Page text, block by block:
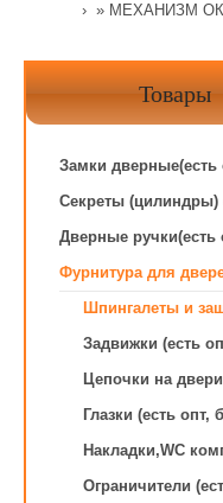
» МЕХАНИЗМ
Товары
Замки дверные(есть
Секреты (цилиндры)
Дверные ручки(есть
Фурнитура для
Шпингалеты и
Задвижки (есть
Цепочки на
Глазки (есть опт,
Накладки,WC
Ограничители